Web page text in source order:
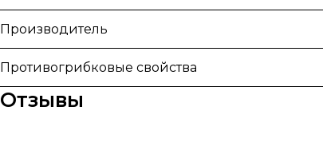
Производитель
Противогрибковые свойства
Отзывы